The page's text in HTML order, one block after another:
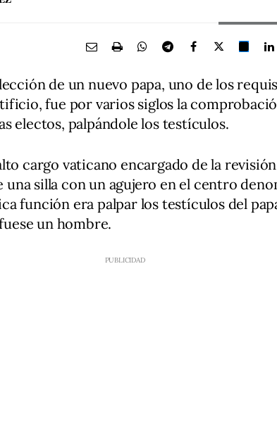
de un nuevo papa, uno de los
fue por varios siglos la
electos, palpándole los testículos.
cargo vaticano encargado de la
una silla con un agujero en el centro
función era palpar los testículos del
un hombre.